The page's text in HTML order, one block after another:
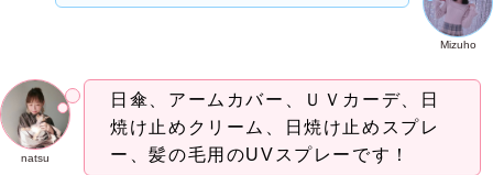
Mizuho
natsu
日傘、アームカバー、ＵＶカーデ、日
焼け止めクリーム、日焼け止めスプレ
ー、髪の毛用のUVスプレーです！